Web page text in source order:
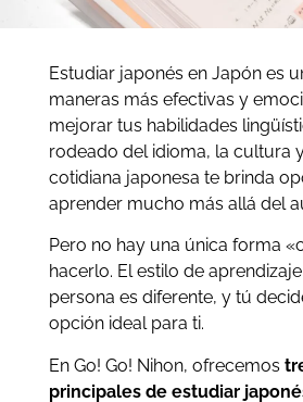
Estudiar japonés en Japón es
maneras más efectivas y
mejorar tus habilidades
rodeado del idioma, la cultura
cotidiana japonesa te brinda
aprender mucho más allá del
Pero no hay una única forma
hacerlo. El estilo de
persona es diferente, y tú
opción ideal para ti.
En Go! Go! Nihon, ofrecemos
principales de estudiar